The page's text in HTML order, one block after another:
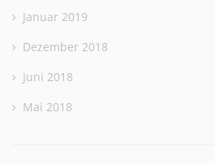
Januar 2019
Dezember 2018
Juni 2018
Mai 2018